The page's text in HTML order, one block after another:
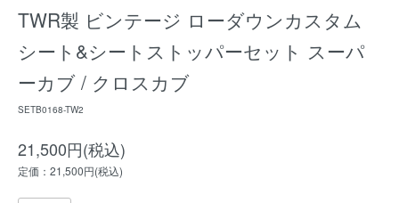
TWR製 ビンテージ ローダウンカスタム
シート&シートストッパーセット スーパ
ーカブ / クロスカブ
SETB0168-TW2
21,500円(税込)
定価：21,500円(税込)